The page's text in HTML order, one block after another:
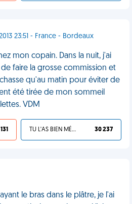
23:51 - France - Bordeaux
mon copain. Dans la nuit, j'ai
faire la grosse commission et
qu'au matin pour éviter de
été tirée de mon sommeil
VDM
TU L'AS BIEN MÉRITÉ 30 237
le bras dans le plâtre, je l'ai